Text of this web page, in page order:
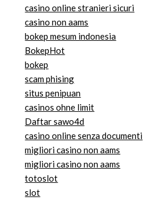
casino online stranieri sicuri
casino non aams
bokep mesum indonesia
BokepHot
bokep
scam phising
situs penipuan
casinos ohne limit
Daftar sawo4d
casino online senza documenti
migliori casino non aams
migliori casino non aams
totoslot
slot